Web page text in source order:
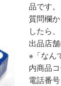
品です。
質問欄
したら、
出品店
※「なん
内商品
電話番